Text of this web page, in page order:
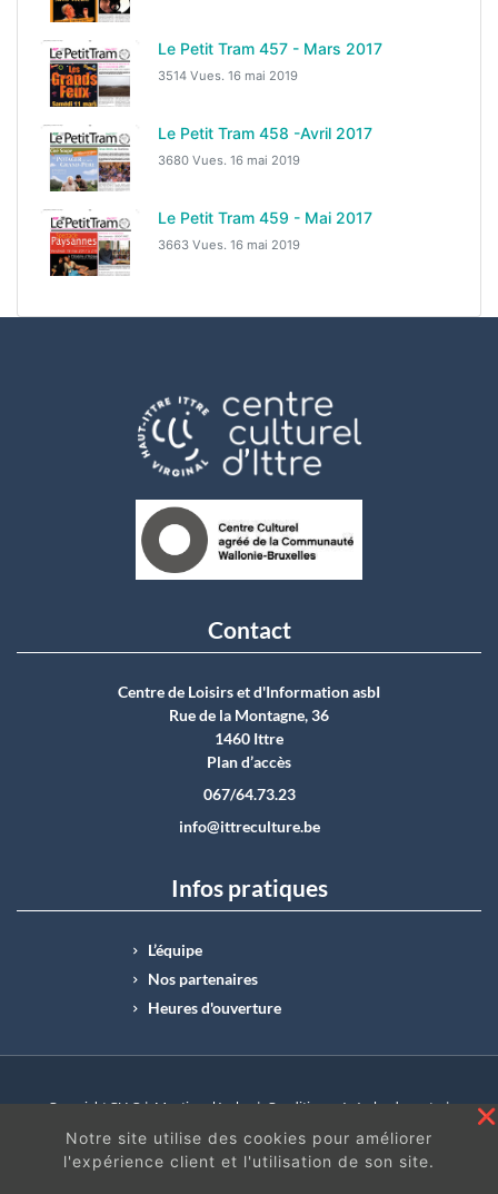
Le Petit Tram 457 - Mars 2017
3514 Vues. 16 mai 2019
Le Petit Tram 458 -Avril 2017
3680 Vues. 16 mai 2019
Le Petit Tram 459 - Mai 2017
3663 Vues. 16 mai 2019
Contact
Centre de Loisirs et d'Information asbI
Rue de la Montagne, 36
1460 Ittre
Plan d’accès
067/64.73.23
info@ittreculture.be
Infos pratiques
L’équipe
Nos partenaires
Heures d'ouverture
Copyright CLI © | Mentions légales | Conditions générales de vente |
N°Entreprise : BE0414.742.009 |
BE50 0012 6285 4518
Notre site utilise des cookies pour améliorer
l'expérience client et l'utilisation de son site.